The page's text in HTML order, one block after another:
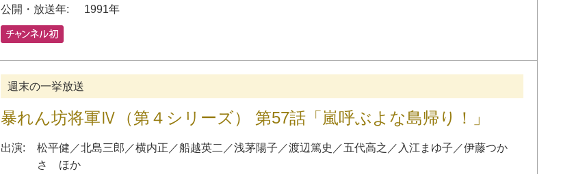
公開・放送年:
1991年
週末の一挙放送
暴れん坊将軍Ⅳ（第４シリーズ） 第57話「嵐呼ぶよな島帰り！」
出演: 松平健 ／北島三郎 ／横内正 ／船越英二 ／浅茅陽子 ／渡辺篤史 ／五代高之 ／ 入江まゆ子 ／伊藤つか
さ
ほか